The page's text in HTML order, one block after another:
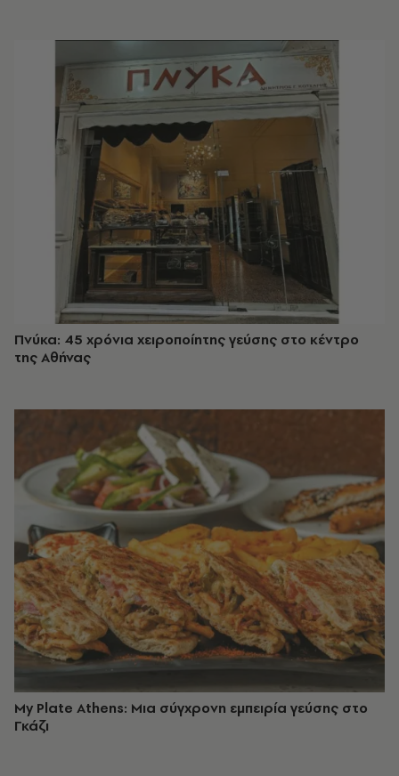
Πνύκα: 45 χρόνια χειροποίητης γεύσης στο κέντρο
της Αθήνας
My Plate Athens: Μια σύγχρονη εμπειρία γεύσης στο
Γκάζι